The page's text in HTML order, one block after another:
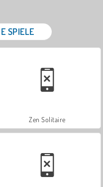
SPIELE
Zen Solitaire